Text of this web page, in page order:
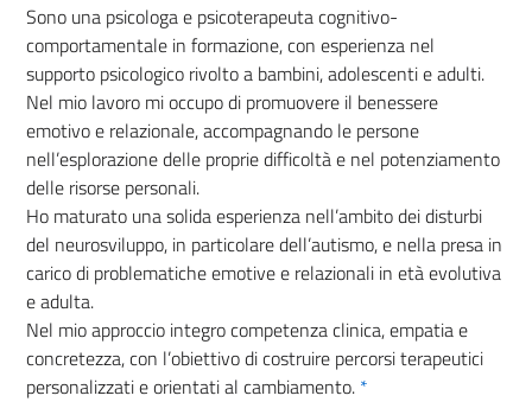
Sono una psicologa e psicoterapeuta cognitivo-
comportamentale in formazione, con esperienza nel
supporto psicologico rivolto a bambini, adolescenti e adulti.
Nel mio lavoro mi occupo di promuovere il benessere
emotivo e relazionale, accompagnando le persone
nell’esplorazione delle proprie difficoltà e nel potenziamento
delle risorse personali.
Ho maturato una solida esperienza nell’ambito dei disturbi
del neurosviluppo, in particolare dell’autismo, e nella presa in
carico di problematiche emotive e relazionali in età evolutiva
e adulta.
Nel mio approccio integro competenza clinica, empatia e
concretezza, con l’obiettivo di costruire percorsi terapeutici
personalizzati e orientati al cambiamento. *